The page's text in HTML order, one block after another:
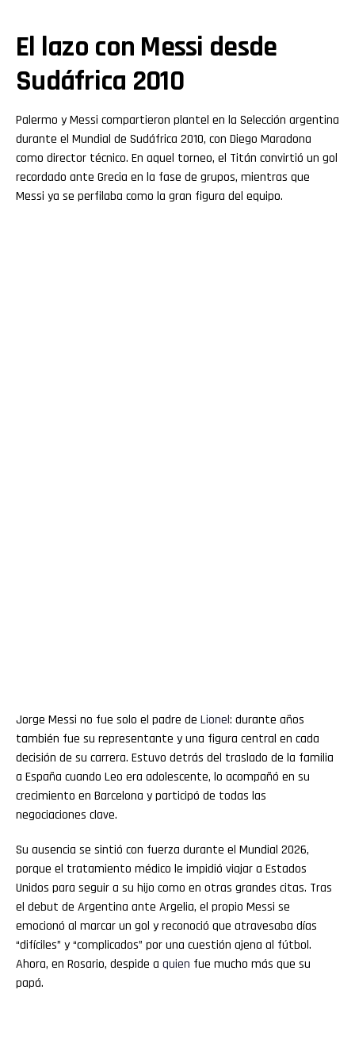
El lazo con Messi desde
Sudáfrica 2010
Palermo y Messi compartieron plantel en la Selección argentina
durante el Mundial de Sudáfrica 2010, con Diego Maradona
como director técnico. En aquel torneo, el Titán convirtió un gol
recordado ante Grecia en la fase de grupos, mientras que
Messi ya se perfilaba como la gran figura del equipo.
Jorge Messi no fue solo el padre de Lionel: durante años
también fue su representante y una figura central en cada
decisión de su carrera. Estuvo detrás del traslado de la familia
a España cuando Leo era adolescente, lo acompañó en su
crecimiento en Barcelona y participó de todas las
negociaciones clave.
Su ausencia se sintió con fuerza durante el Mundial 2026,
porque el tratamiento médico le impidió viajar a Estados
Unidos para seguir a su hijo como en otras grandes citas. Tras
el debut de Argentina ante Argelia, el propio Messi se
emocionó al marcar un gol y reconoció que atravesaba días
“difíciles” y “complicados” por una cuestión ajena al fútbol.
Ahora, en Rosario, despide a quien fue mucho más que su
papá.